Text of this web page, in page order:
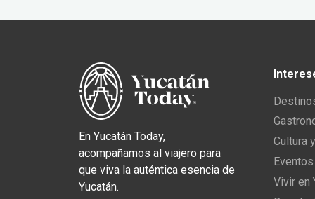
En Yucatán Today,
acompañamos al viajero para
que viva la auténtica esencia de
Yucatán.
Cultura
Vivir en